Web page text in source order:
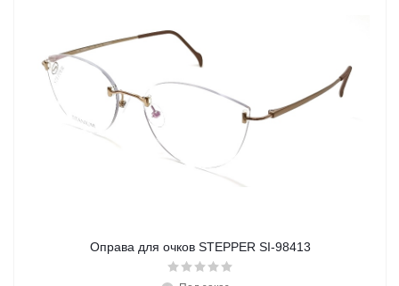
Оправа для очков STEPPER SI-98413